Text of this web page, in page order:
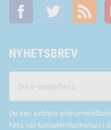
Facebook Twitter RSS
NYHETSBREV
Du kan avbryta
hitta vår kontaktinformation i